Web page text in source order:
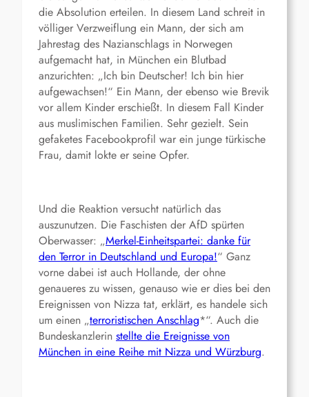
die Absolution erteilen. In diesem Land schreit in
völliger Verzweiflung ein Mann, der sich am
Jahrestag des Nazianschlags in Norwegen
aufgemacht hat, in München ein Blutbad
anzurichten: „Ich bin Deutscher! Ich bin hier
aufgewachsen!“ Ein Mann, der ebenso wie Brevik
vor allem Kinder erschießt. In diesem Fall Kinder
aus muslimischen Familien. Sehr gezielt. Sein
gefaketes Facebookprofil war ein junge türkische
Frau, damit lokte er seine Opfer.
Und die Reaktion versucht natürlich das
auszunutzen. Die Faschisten der AfD spürten
Oberwasser: „Merkel-Einheitspartei: danke für
den Terror in Deutschland und Europa!“ Ganz
vorne dabei ist auch Hollande, der ohne
genaueres zu wissen, genauso wie er dies bei den
Ereignissen von Nizza tat, erklärt, es handele sich
um einen „terroristischen Anschlag*“. Auch die
Bundeskanzlerin stellte die Ereignisse von
München in eine Reihe mit Nizza und Würzburg.